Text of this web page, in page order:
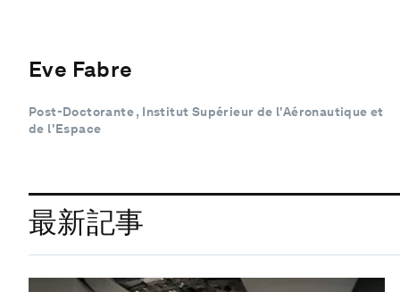
Eve Fabre
Post-Doctorante , Institut Supérieur de l'Aéronautique et
de l'Espace
最新記事